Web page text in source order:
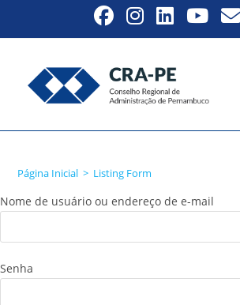
conteúdo
Página Inicial > Listing Form
Nome de usuário ou endereço de e-mail
Senha